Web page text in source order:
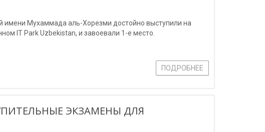
имени Мухаммада аль-Хорезми достойно выступили на
IT Park Uzbekistan, и завоевали 1-е место.
ПОДРОБНЕЕ
ЭКЗАМЕНЫ ДЛЯ